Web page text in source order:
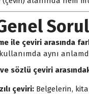
ile çeviri arasında
aynı
ve sözlü çeviri
çeviri: Belgelerin,